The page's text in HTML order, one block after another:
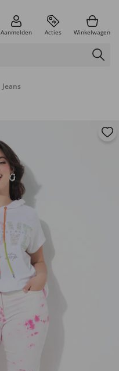
Aanmelden Acties Winkelwagen
Jeans